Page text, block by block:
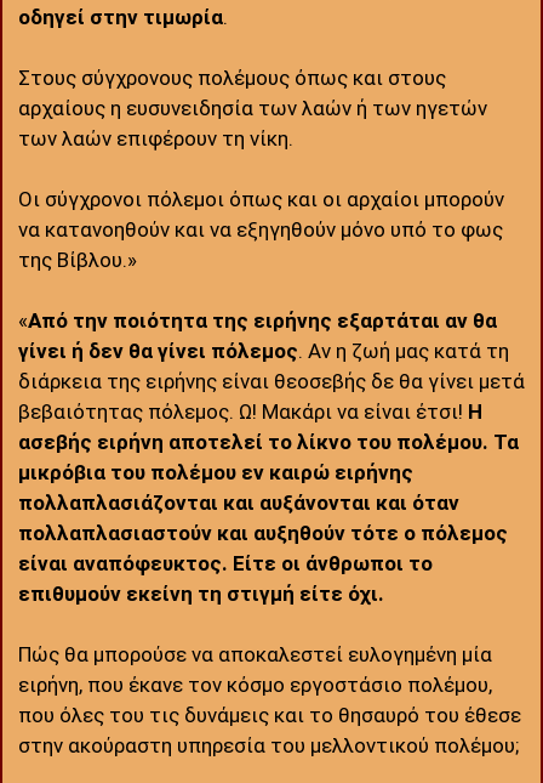
οδηγεί στην τιμωρία.
Στους σύγχρονους πολέμους όπως και στους
αρχαίους η ευσυνειδησία των λαών ή των ηγετών
των λαών επιφέρουν τη νίκη.
Οι σύγχρονοι πόλεμοι όπως και οι αρχαίοι μπορούν
να κατανοηθούν και να εξηγηθούν μόνο υπό το φως
της Βίβλου.»
«Από την ποιότητα της ειρήνης εξαρτάται αν θα
γίνει ή δεν θα γίνει πόλεμος. Αν η ζωή μας κατά τη
διάρκεια της ειρήνης είναι θεοσεβής δε θα γίνει μετά
βεβαιότητας πόλεμος. Ω! Μακάρι να είναι έτσι! Η
ασεβής ειρήνη αποτελεί το λίκνο του πολέμου. Τα
μικρόβια του πολέμου εν καιρώ ειρήνης
πολλαπλασιάζονται και αυξάνονται και όταν
πολλαπλασιαστούν και αυξηθούν τότε ο πόλεμος
είναι αναπόφευκτος. Είτε οι άνθρωποι το
επιθυμούν εκείνη τη στιγμή είτε όχι.
Πώς θα μπορούσε να αποκαλεστεί ευλογημένη μία
ειρήνη, που έκανε τον κόσμο εργοστάσιο πολέμου,
που όλες του τις δυνάμεις και το θησαυρό του έθεσε
στην ακούραστη υπηρεσία του μελλοντικού πολέμου;